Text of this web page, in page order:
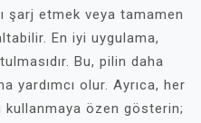
şarj etmek veya tamamen
En iyi uygulama,
Bu, pilin daha
yardımcı olur. Ayrıca, her
kullanmaya özen gösterin;